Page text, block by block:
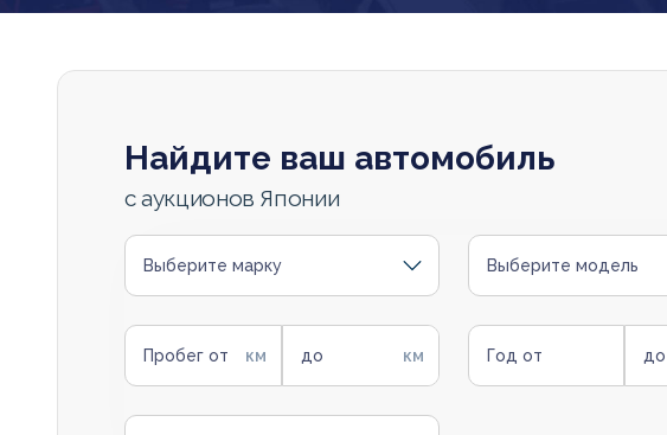
Найдите ваш автомобиль
с аукционов Японии
Выберите марку Выберите модель
Пробег от до Год от до